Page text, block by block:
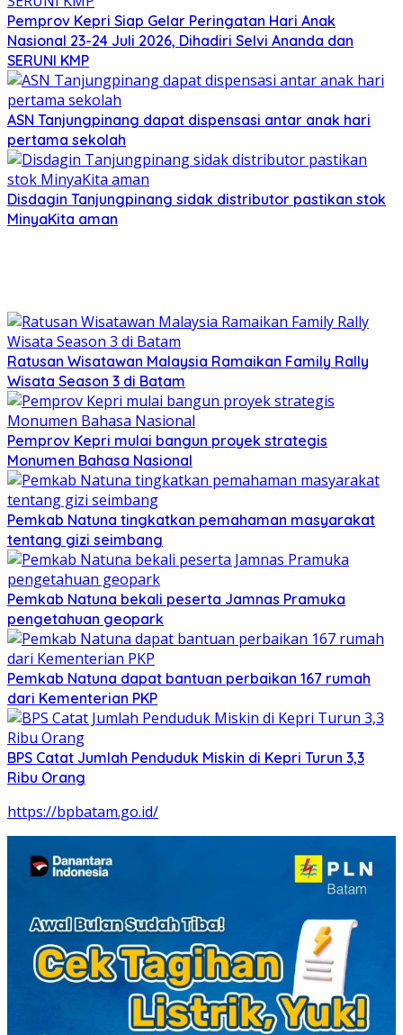
Pemprov Kepri Siap Gelar Peringatan Hari Anak
Nasional 23-24 Juli 2026, Dihadiri Selvi Ananda dan
SERUNI KMP
ASN Tanjungpinang dapat dispensasi antar anak hari
pertama sekolah
Disdagin Tanjungpinang sidak distributor pastikan stok
MinyaKita aman
Ratusan Wisatawan Malaysia Ramaikan Family Rally
Wisata Season 3 di Batam
Pemprov Kepri mulai bangun proyek strategis
Monumen Bahasa Nasional
Pemkab Natuna tingkatkan pemahaman masyarakat
tentang gizi seimbang
Pemkab Natuna bekali peserta Jamnas Pramuka
pengetahuan geopark
Pemkab Natuna dapat bantuan perbaikan 167 rumah
dari Kementerian PKP
BPS Catat Jumlah Penduduk Miskin di Kepri Turun 3,3
Ribu Orang
https://bpbatam.go.id/